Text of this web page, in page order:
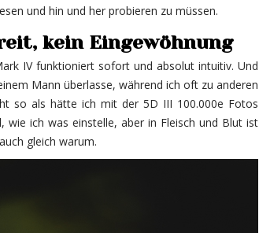
und hin und her probieren zu müssen.
kein Eingewöhnung
IV funktioniert sofort und absolut intuitiv. Und
Mann überlasse, während ich oft zu anderen
so als hätte ich mit der 5D III 100.000e Fotos
ich was einstelle, aber in Fleisch und Blut ist
gleich warum.